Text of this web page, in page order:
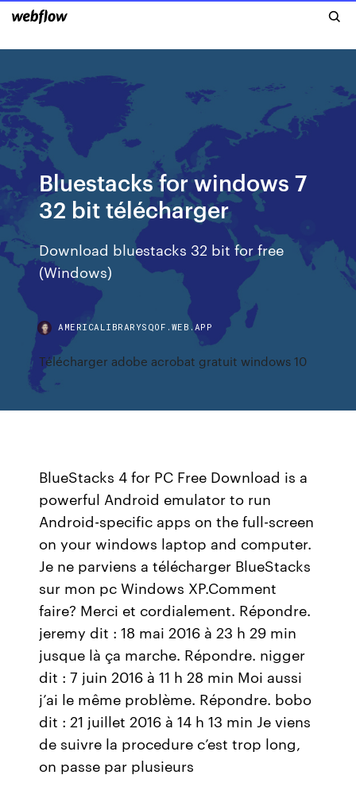
Bluestacks for windows 7
32 bit télécharger
Download bluestacks 32 bit for free
(Windows)
AMERICALIBRARYSQOF.WEB.APP
Télécharger adobe acrobat gratuit windows 10
BlueStacks 4 for PC Free Download is a
powerful Android emulator to run
Android-specific apps on the full-screen
on your windows laptop and computer.
Je ne parviens a télécharger BlueStacks
sur mon pc Windows XP.Comment
faire? Merci et cordialement. Répondre.
jeremy dit : 18 mai 2016 à 23 h 29 min
jusque là ça marche. Répondre. nigger
dit : 7 juin 2016 à 11 h 28 min Moi aussi
j’ai le même problème. Répondre. bobo
dit : 21 juillet 2016 à 14 h 13 min Je viens
de suivre la procedure c’est trop long,
on passe par plusieurs